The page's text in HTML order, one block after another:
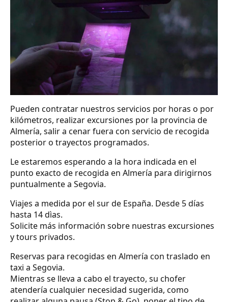
Pueden contratar nuestros servicios por horas o por
kilómetros, realizar excursiones por la provincia de
Almería, salir a cenar fuera con servicio de recogida
posterior o trayectos programados.
Le estaremos esperando a la hora indicada en el
punto exacto de recogida en Almería para dirigirnos
puntualmente a Segovia.
Viajes a medida por el sur de España. Desde 5 días
hasta 14 dìas.
Solicite más información sobre nuestras excursiones
y tours privados.
Reservas para recogidas en Almería con traslado en
taxi a Segovia.
Mientras se lleva a cabo el trayecto, su chofer
atendería cualquier necesidad sugerida, como